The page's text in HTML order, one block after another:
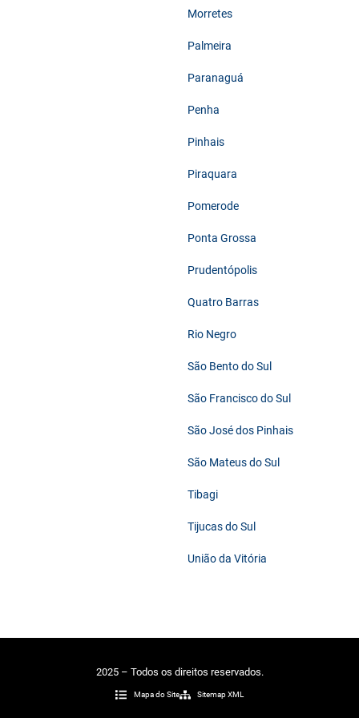
Morretes
Palmeira
Paranaguá
Penha
Pinhais
Piraquara
Pomerode
Ponta Grossa
Prudentópolis
Quatro Barras
Rio Negro
São Bento do Sul
São Francisco do Sul
São José dos Pinhais
São Mateus do Sul
Tibagi
Tijucas do Sul
União da Vitória
2025 – Todos os direitos reservados.
Mapa do Site Sitemap XML